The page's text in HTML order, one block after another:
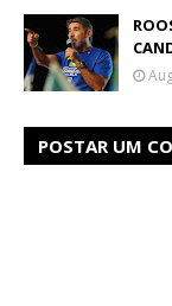
POSTAR UM